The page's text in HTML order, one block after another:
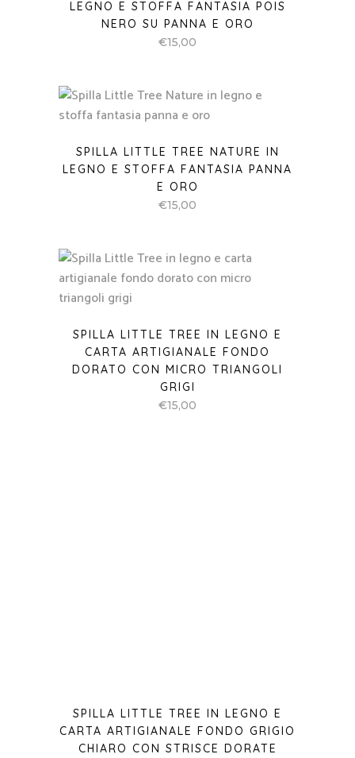
LEGNO E STOFFA FANTASIA POIS
NERO SU PANNA E ORO
€15,00
SPILLA LITTLE TREE NATURE IN
LEGNO E STOFFA FANTASIA PANNA
E ORO
€15,00
SPILLA LITTLE TREE IN LEGNO E
CARTA ARTIGIANALE FONDO
DORATO CON MICRO TRIANGOLI
GRIGI
€15,00
SPILLA LITTLE TREE IN LEGNO E
CARTA ARTIGIANALE FONDO GRIGIO
CHIARO CON STRISCE DORATE